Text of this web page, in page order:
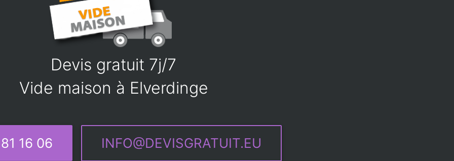
Devis gratuit 7j/7
Vide maison à Elverdinge
16 06 INFO@DEVISGRATUIT.EU